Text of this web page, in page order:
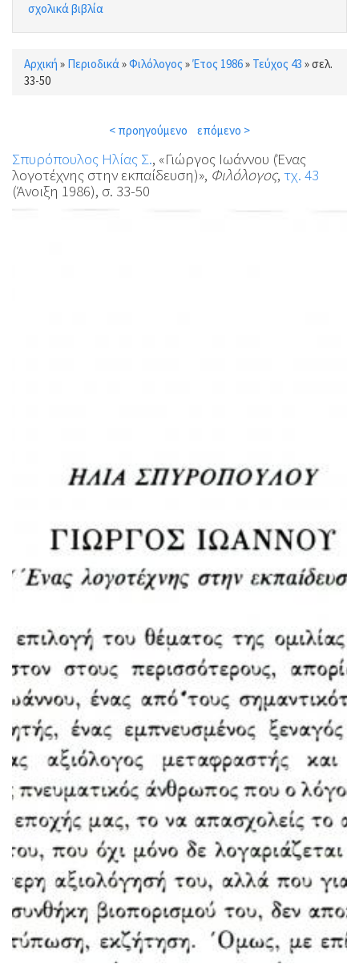
σχολικά βιβλία
Είστε εδώ
Αρχική » Περιοδικά»Φιλόλογος »Έτος 1986» Τεύχος 43 »σελ.
33-50
< προηγούμενο επόμενο >
Σπυρόπουλος Ηλίας Σ., «Γιώργος Ιωάννου (Ένας
λογοτέχνης στην εκπαίδευση)», Φιλόλογος, τχ. 43
(Άνοιξη 1986), σ. 33-50